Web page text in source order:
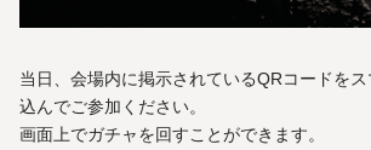
当日、会場内に掲示されているQRコードを
込んでご参加ください。
画面上でガチャを回すことができます。